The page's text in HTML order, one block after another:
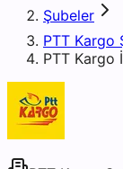
Şubeler
PTT Kargo
PTT Kargo